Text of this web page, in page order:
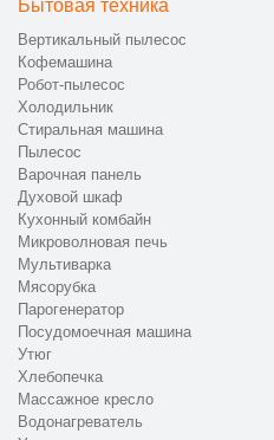
Бытовая техника
Вертикальный пылесос
Кофемашина
Робот-пылесос
Холодильник
Стиральная машина
Пылесос
Варочная панель
Духовой шкаф
Кухонный комбайн
Микроволновая печь
Мультиварка
Мясорубка
Парогенератор
Посудомоечная машина
Утюг
Хлебопечка
Массажное кресло
Водонагреватель